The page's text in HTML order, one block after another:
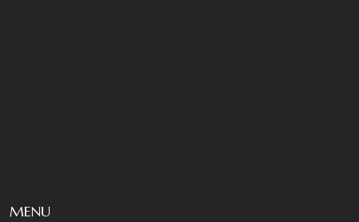
MENU